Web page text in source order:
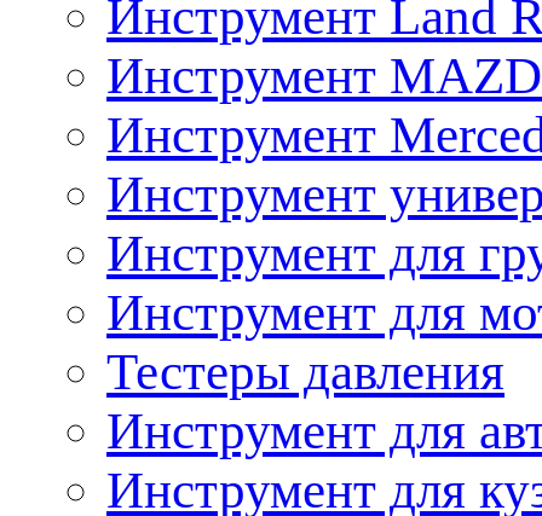
Инструмент Land
Инструмент
Инструмент
Инструмент
Инструмент для
Инструмент для
Тестеры давления
Инструмент для
Инструмент для